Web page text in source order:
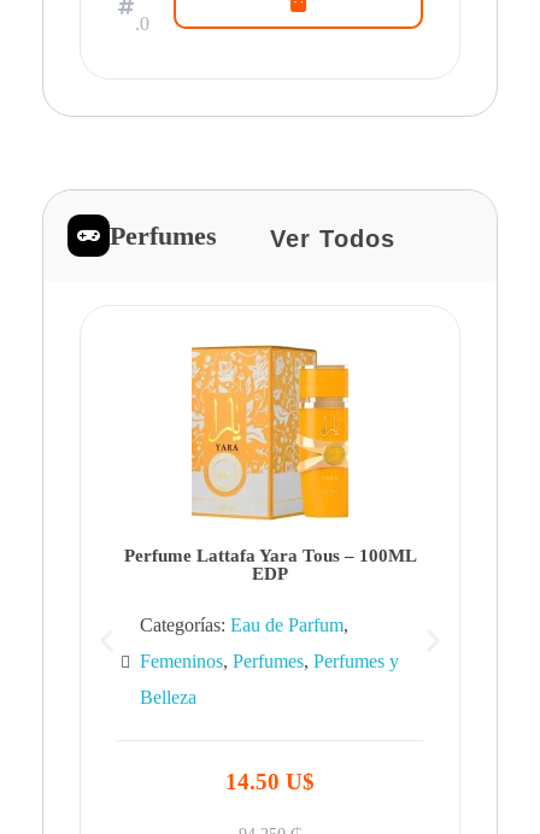
.0
Perfumes Ver Todos
Perfume Lattafa Yara Tous – 100ML
EDP
Categorías: Eau de Parfum,
Femeninos, Perfumes, Perfumes y
Belleza
14.50 U$